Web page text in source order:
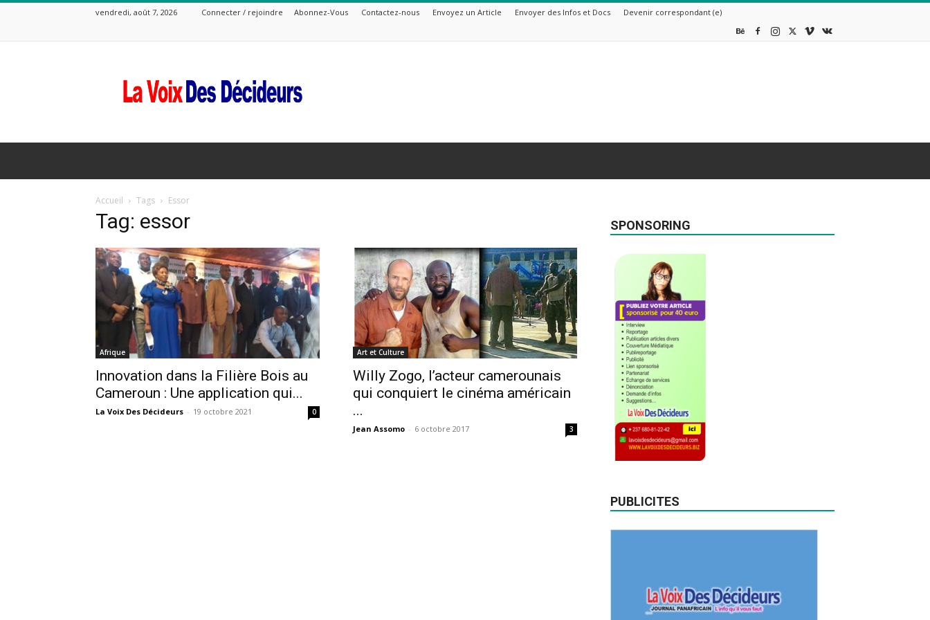
vendredi, août 7, 2026 Connecter / rejoindre Abonnez-Vous Contactez-nous Envoyez un Article Envoyer des Infos et Docs Devenir correspondant (e)
Voix
Des
Accueil Tags Essor
Tag: essor
Afrique
Innovation dans la Filière Bois au
Cameroun : Une application qui...
La Voix Des Décideurs - 19 octobre 2021 0
Art et Culture
Willy Zogo, l’acteur camerounais
qui conquiert le cinéma américain
...
Jean Assomo - 6 octobre 2017 3
SPONSORING
PUBLICITES